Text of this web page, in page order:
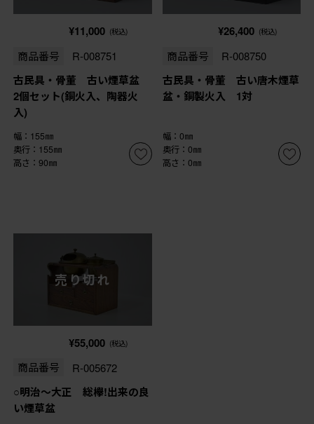
¥11,000 (税込)
商品番号 R-008751
古民具・骨董 古い煙草盆
2個セット(銅火入、陶器火
入)
幅：155㎜
奥行：155㎜
高さ：90㎜
¥26,400 (税込)
商品番号 R-008750
古民具・骨董 古い唐木煙草
盆・銅製火入 1対
幅：0㎜
奥行：0㎜
高さ：0㎜
売り切れ
¥55,000 (税込)
商品番号 R-005672
○明治〜大正 総欅!出来の良
い煙草盆